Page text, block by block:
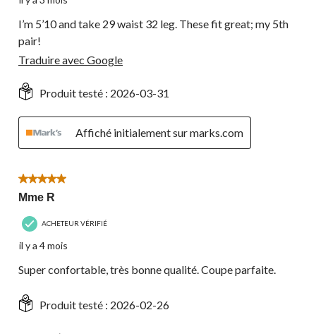
I’m 5’10 and take 29 waist 32 leg. These fit great; my 5th
pair!
Traduire avec Google
Produit testé : 2026-03-31
Affiché initialement sur marks.com
5 étoile(s) sur 5.
Mme R
ACHETEUR VÉRIFIÉ
il y a 4 mois
Super confortable, très bonne qualité. Coupe parfaite.
Produit testé : 2026-02-26